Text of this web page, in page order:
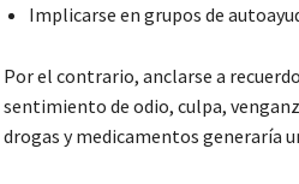
Implicarse en grupos de
Por el contrario, anclarse a
sentimiento de odio, culpa,
drogas y medicamentos generaría